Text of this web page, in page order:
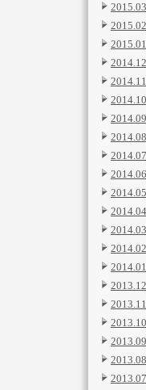
2015.03
2015.02
2015.01
2014.12
2014.11
2014.10
2014.09
2014.08
2014.07
2014.06
2014.05
2014.04
2014.03
2014.02
2014.01
2013.12
2013.11
2013.10
2013.09
2013.08
2013.07